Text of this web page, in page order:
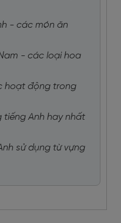
- các món ăn
- các loại hoa
hoạt động trong
tiếng Anh hay nhất
sử dụng từ vựng